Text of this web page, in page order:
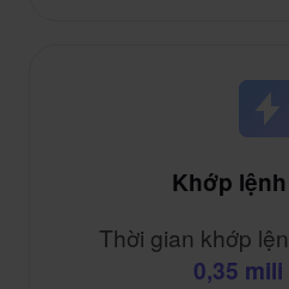
Khớp
Thời gian khớp
0,35